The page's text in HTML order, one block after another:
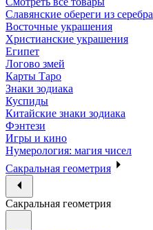
Славянские обереги из серебра
Восточные украшения
Христианские украшения
Египет
Логово змей
Карты Таро
Знаки зодиака
Куспиды
Китайские знаки зодиака
Фэнтези
Игры и кино
Нумерология: магия чисел
Сакральная геометрия
Сакральная геометрия